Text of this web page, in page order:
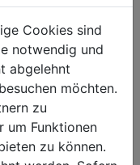
auch
Cookies sind
notwendig und
abgelehnt
möchten.
zu
um Funktionen
zu können.